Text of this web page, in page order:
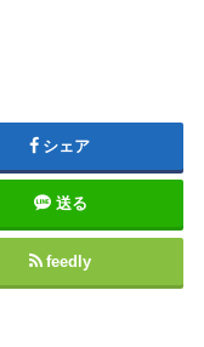
シェア
送る
feedly